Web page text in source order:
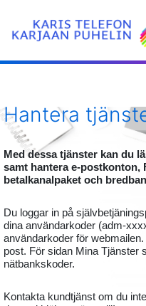
Hantera
Med dessa tjänster kan du
samt hantera e-postkonton,
betalkanalpaket och
Du loggar in på
dina användarkoder (adm-
användarkoder för
post. För sidan Mina Tjänster
nätbankskoder.
Kontakta kundtjänst om du